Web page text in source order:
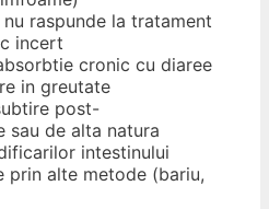
raspunde la tratament
incert
cronic cu diaree
in greutate
post-
sau de alta natura
intestinului
prin alte metode (bariu,